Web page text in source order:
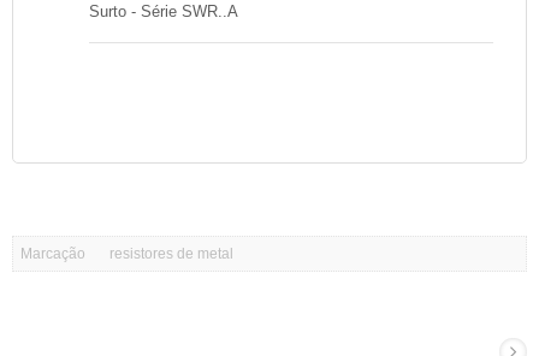
Surto - Série SWR..A
Marcação resistores de metal